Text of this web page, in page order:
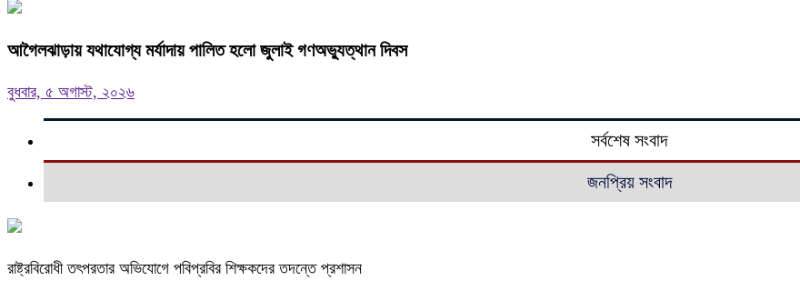
আগৈলঝাড়ায় যথাযোগ্য মর্যাদায় পালিত হলো জুলাই গণঅভ্যুত্থান দিবস
বুধবার, ৫ অগাস্ট, ২০২৬
সর্বশেষ সংবাদ
জনপ্রিয় সংবাদ
রাষ্ট্রবিরোধী তৎপরতার অভিযোগে পবিপ্রবির শিক্ষকদের তদন্তে প্রশাসন